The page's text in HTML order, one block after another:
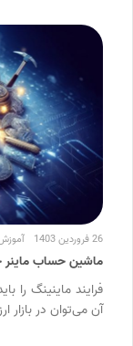
26 فروردین 1403
ماشین حساب ماینر
فرایند ماینینگ را
آن می‌توان در